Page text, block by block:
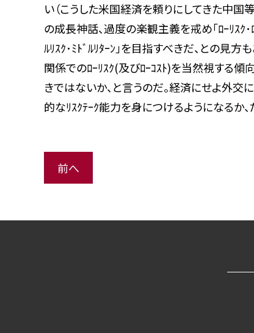
い（こうした米国経済を頼りにしてきた中
の成長神話、過度の楽観主義を戒め「ﾛｰﾘｽｸ
ﾙﾘｽｸ･ﾐﾄﾞﾙﾘﾀｰﾝ」を目指すべきだ、との見方
関係でのﾛｰﾘｽｸ(及びﾛｰｺｽﾄ)を当然視する傾
きではないか、と言うのだ。経済にせよ外交
的なﾘｽｸﾃｰｸ能力を身につけるようになるか、
前へ